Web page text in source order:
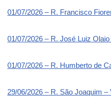
01/07/2026 – R. Francisco
01/07/2026 – R. José Luiz
01/07/2026 – R. Humberto de
29/06/2026 – R. São Joaquim –